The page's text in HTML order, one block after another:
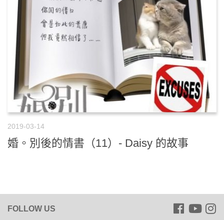
2019-03-14
婚。別後的情書（11）- Daisy 的故事